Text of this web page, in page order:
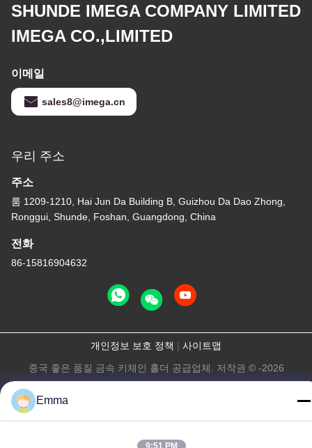
SHUNDE IMEGA COMPANY LIMITED
IMEGA CO.,LIMITED
이메일
sales8@imega.cn
우리 주소
주소
룸 1209-1210, Hai Jun Da Building B, Guizhou Da Dao Zhong,
Ronggui, Shunde, Foshan, Guangdong, China
전화
86-15816904632
개인정보 보호 정책 | 사이트맵
중국 좋은 품질 금속 키체인 홀더 공급업체. 저작권 © -2026
SHUNDE IMEGA COMPANY LIMITED IMEGA CO.,LIMITED 모든
Emma
9:51 PM